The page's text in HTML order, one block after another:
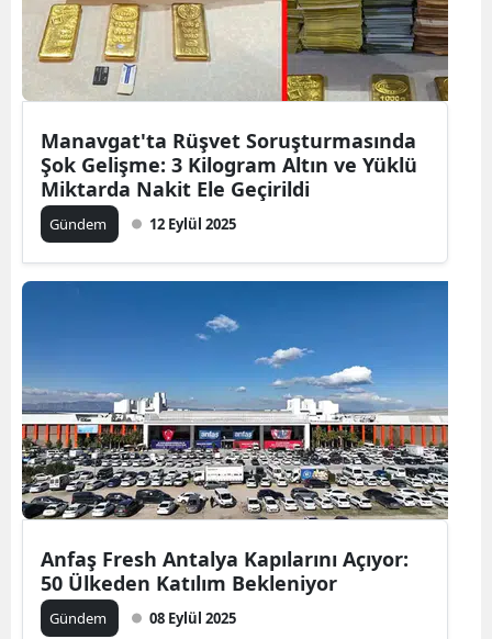
Manavgat'ta Rüşvet Soruşturmasında
Şok Gelişme: 3 Kilogram Altın ve Yüklü
Miktarda Nakit Ele Geçirildi
Gündem 12 Eylül 2025
Anfaş Fresh Antalya Kapılarını Açıyor:
50 Ülkeden Katılım Bekleniyor
Gündem 08 Eylül 2025